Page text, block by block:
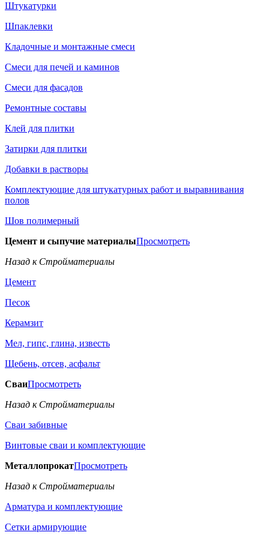
Штукатурки
Шпаклевки
Кладочные и монтажные смеси
Смеси для печей и каминов
Смеси для фасадов
Ремонтные составы
Клей для плитки
Затирки для плитки
Добавки в растворы
Комплектующие для штукатурных работ и выравнивания
полов
Шов полимерный
Цемент и сыпучие материалыПросмотреть
Назад к Стройматериалы
Цемент
Песок
Керамзит
Мел, гипс, глина, известь
Щебень, отсев, асфальт
СваиПросмотреть
Назад к Стройматериалы
Сваи забивные
Винтовые сваи и комплектующие
МеталлопрокатПросмотреть
Назад к Стройматериалы
Арматура и комплектующие
Сетки армирующие